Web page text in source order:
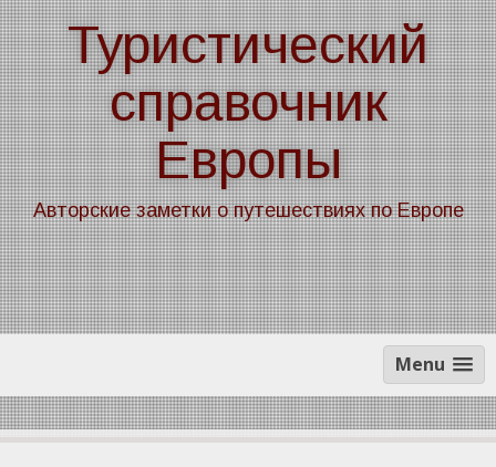
Skip
to
content
Туристический
справочник
Европы
Авторские заметки о путешествиях по Европе
Menu